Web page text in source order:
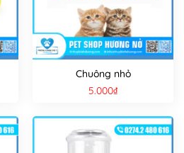
Chuông nhỏ
5.000₫